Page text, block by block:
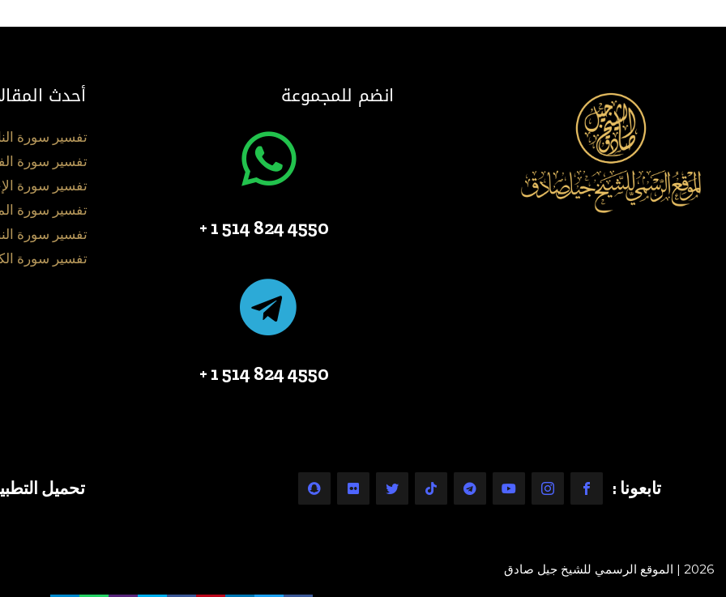
انضم للمجموعة
4550 824 514 1 +
4550 824 514 1 +
أحدث
تفسير سورة
تفسير سورة
تفسير سورة
تفسير سورة
تفسير سورة
تفسير سورة
تابعونا : تحميل
2026 | الموقع الرسمي للشيخ جيل صادق